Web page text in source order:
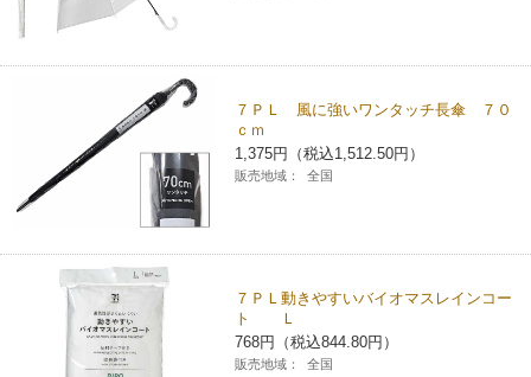
７ＰＬ 風に強いワンタッチ長傘 ７０
ｃｍ
1,375円（税込1,512.50円）
販売地域： 全国
７ＰＬ動きやすいバイオマスレインコー
ト Ｌ
768円（税込844.80円）
販売地域： 全国